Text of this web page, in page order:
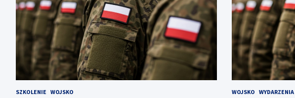
SZKOLENIE WOJSKO WOJSKO WYDARZENIA